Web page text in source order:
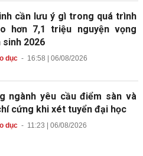
cần lưu ý gì trong quá trình
hơn 7,1 triệu nguyện vọng
sinh 2026
dục- 16:58 | 06/08/2026
ngành yêu cầu điểm sàn và
cứng khi xét tuyển đại học
dục- 11:23 | 06/08/2026